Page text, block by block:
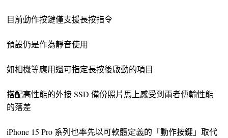
目前動作按鍵僅支援長按指令
預設仍是作為靜音使用
如相機等應用還可指定長按後啟動的項目
搭配高性能的外接 SSD 備份照片馬上感受到兩者傳輸性能
的落差
iPhone 15 Pro 系列也率先以可軟體定義的「動作按鍵」取代